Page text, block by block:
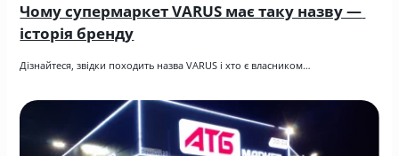
Чому супермаркет VARUS має таку назву —
історія бренду
Дізнайтеся, звідки походить назва VARUS і хто є власником…